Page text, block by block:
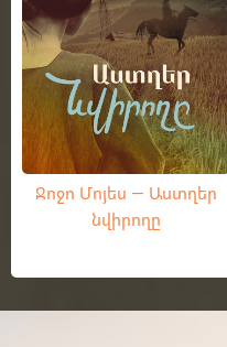
Ջոջո Մոյես — Աստղեր
նվիրողը